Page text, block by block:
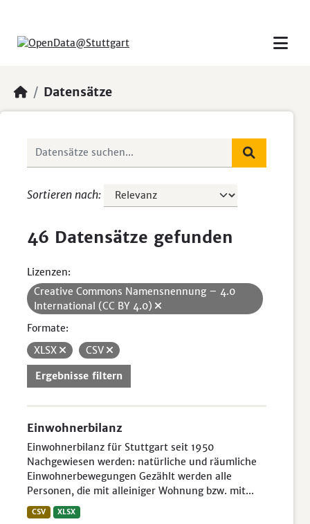
Datensätze
Sortieren nach
46 Datensätze gefunden
Lizenzen:
Creative Commons Namensnennung – 4.0
International (CC BY 4.0)
Formate:
XLSX
CSV
Ergebnisse filtern
Einwohnerbilanz
Einwohnerbilanz für Stuttgart seit 1950
Nachgewiesen werden: natürliche und räumliche
Einwohnerbewegungen Gezählt werden alle
Personen, die mit alleiniger Wohnung bzw. mit...
CSV XLSX